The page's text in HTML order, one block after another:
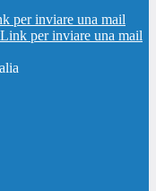
per inviare una mail
Link per inviare una mail